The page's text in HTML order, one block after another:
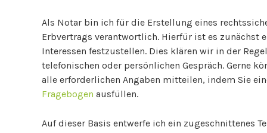
Als Notar bin ich für die Erstellung eines
Erbvertrags verantwortlich. Hierfür ist es zunächst
Interessen festzustellen. Dies klären wir in der
telefonischen oder persönlichen Gespräch. Gerne
alle erforderlichen Angaben mitteilen, indem Sie
Fragebogen ausfüllen.
Auf dieser Basis entwerfe ich ein zugeschnittenes